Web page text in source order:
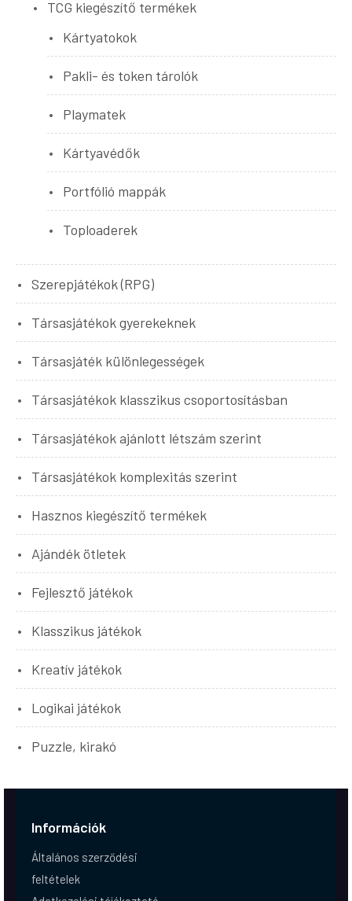
TCG kiegészítő termékek
Kártyatokok
Pakli- és token tárolók
Playmatek
Kártyavédők
Portfólió mappák
Toploaderek
Szerepjátékok (RPG)
Társasjátékok gyerekeknek
Társasjáték különlegességek
Társasjátékok klasszikus csoportosításban
Társasjátékok ajánlott létszám szerint
Társasjátékok komplexitás szerint
Hasznos kiegészítő termékek
Ajándék ötletek
Fejlesztő játékok
Klasszikus játékok
Kreatív játékok
Logikai játékok
Puzzle, kirakó
Információk
Általános szerződési
feltételek